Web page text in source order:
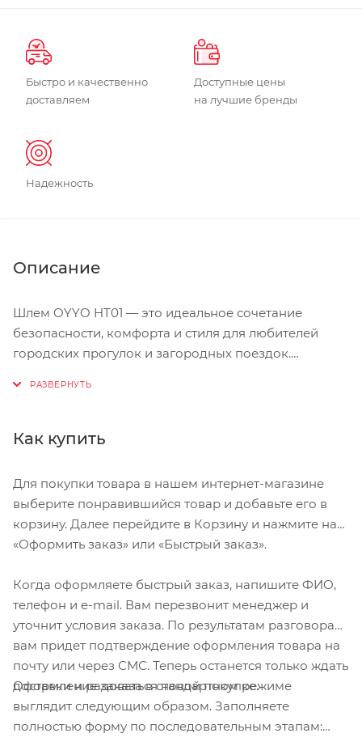
Быстро и качественно
доставляем
Доступные цены
на лучшие бренды
Надежность
Описание
Шлем OYYO HT01 — это идеальное сочетание
безопасности, комфорта и стиля для любителей
городских прогулок и загородных поездок.
объединяет прочный пластиковый корпус и
удобным для длительного использования.
Для максимально точной подгонки под
индивидуальные параметры головы на затылочной
части шлема предусмотрен регулировочный ролик
с минимальным шагом, позволяющий настроить
посадку с ювелирной точностью. Внутренняя часть
шлема оснащена множеством вентиляционных
отверстий, которые обеспечивают эффективный
воздухообмен, предотвращая перегрев даже в
жаркую погоду. Мягкие съёмные подкладки с
липучками не только добавляют комфорта, но и
легко стираются, поддерживая гигиену.
Как купить
Для покупки товара в нашем интернет-магазине
выберите понравившийся товар и добавьте его в
корзину. Далее перейдите в Корзину и нажмите на
«Оформить заказ» или «Быстрый заказ».
Когда оформляете быстрый заказ, напишите ФИО,
телефон и e-mail. Вам перезвонит менеджер и
уточнит условия заказа. По результатам разговора
вам придет подтверждение оформления товара на
почту или через СМС. Теперь останется только ждать
доставки и радоваться новой покупке.
Оформление заказа в стандартном режиме
выглядит следующим образом. Заполняете
полностью форму по последовательным этапам: